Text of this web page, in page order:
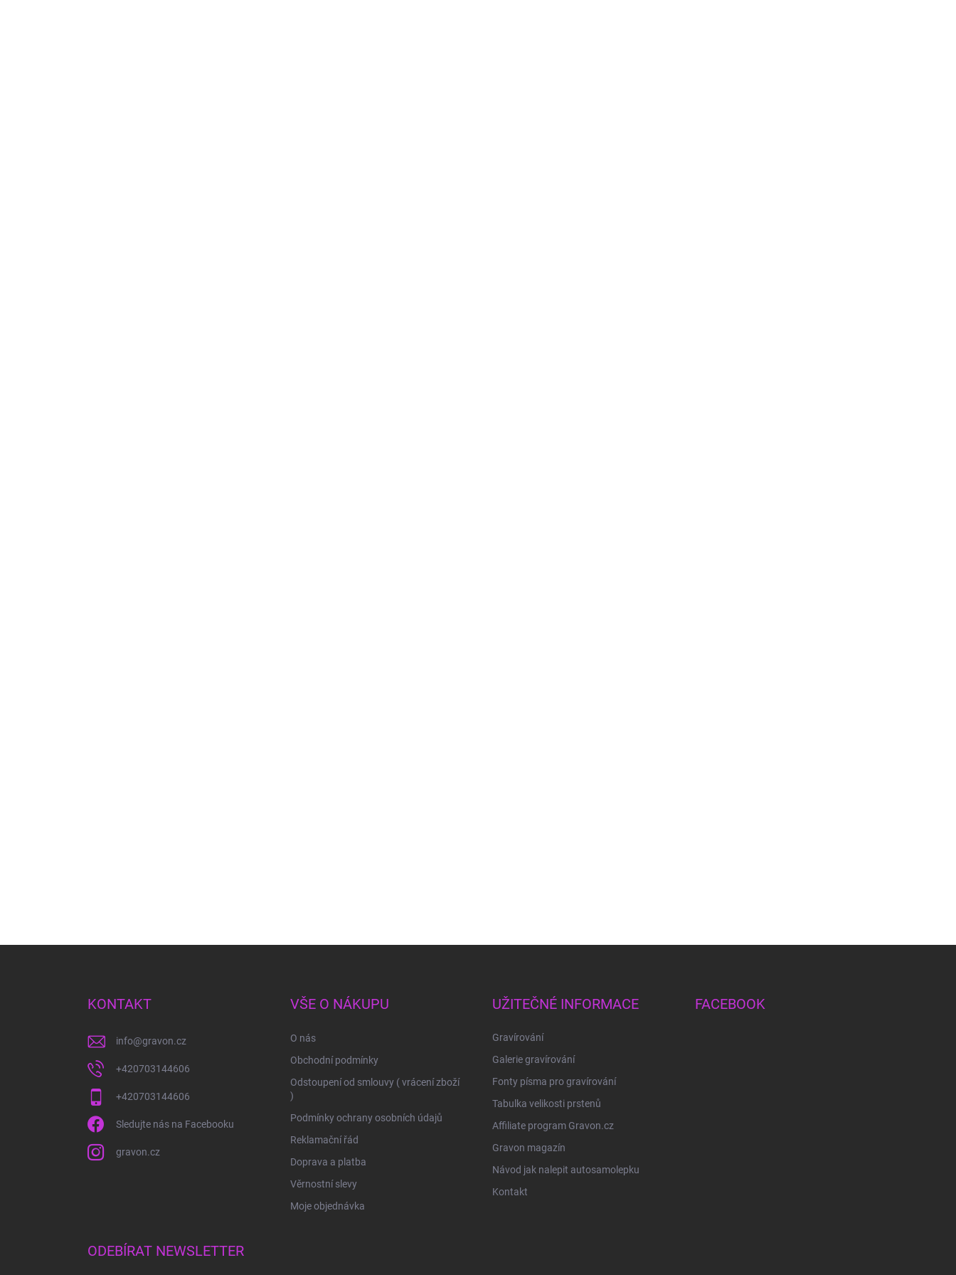
KONTAKT
info@gravon.cz
+420703144606
+420703144606
Sledujte nás na Facebooku
gravon.cz
VŠE O NÁKUPU
O nás
Obchodní podmínky
Odstoupení od smlouvy ( vrácení zboží
)
Podmínky ochrany osobních údajů
Reklamační řád
Doprava a platba
Věrnostní slevy
Moje objednávka
UŽITEČNÉ INFORMACE
Gravírování
Galerie gravírování
Fonty písma pro gravírování
Tabulka velikosti prstenů
Affiliate program Gravon.cz
Gravon magazín
Návod jak nalepit autosamolepku
Kontakt
FACEBOOK
ODEBÍRAT NEWSLETTER